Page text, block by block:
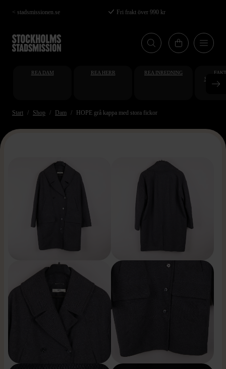
Hoppa
till
huvudinnehåll
< stadsmissionen.se Fri frakt över 990 kr
REA DAM REA HERR REA INREDNING
Start Shop Dam HOPE grå kappa med stora fickor